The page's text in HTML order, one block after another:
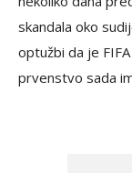
skandala oko
optužbi da je
prvenstvo sada